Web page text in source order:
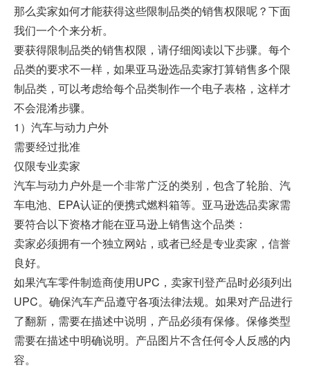
那么卖家如何才能获得这些限制品类的销售权限呢？下面
我们一个个来分析。
要获得限制品类的销售权限，请仔细阅读以下步骤。每个
品类的要求不一样，如果亚马逊选品卖家打算销售多个限
制品类，可以考虑给每个品类制作一个电子表格，这样才
不会混淆步骤。
1）汽车与动力户外
需要经过批准
仅限专业卖家
汽车与动力户外是一个非常广泛的类别，包含了轮胎、汽
车电池、EPA认证的便携式燃料箱等。亚马逊选品卖家需
要符合以下资格才能在亚马逊上销售这个品类：
卖家必须拥有一个独立网站，或者已经是专业卖家，信誉
良好。
如果汽车零件制造商使用UPC，卖家刊登产品时必须列出
UPC。确保汽车产品遵守各项法律法规。如果对产品进行
了翻新，需要在描述中说明，产品必须有保修。保修类型
需要在描述中明确说明。产品图片不含任何令人反感的内
容。